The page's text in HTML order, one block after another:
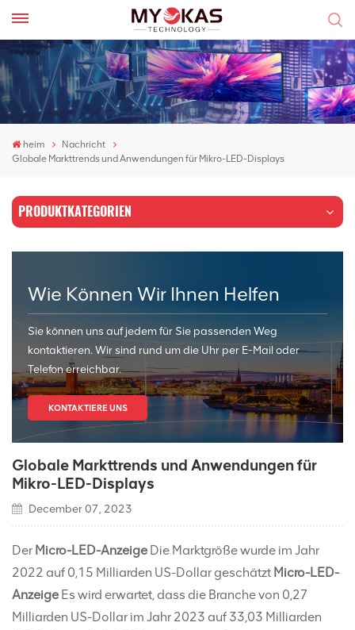
heim
Nachricht
Globale Markttrends und Anwendungen für Mikro-LED-Displays
PRODUKTKATEGORIEN
Wie Können Wir Ihnen Helfen
Sie können uns auf jedem für Sie passenden Weg
kontaktieren. Wir sind rund um die Uhr per E-Mail oder
Telefon erreichbar.
KONTAKTIERE UNS
Globale Markttrends und Anwendungen für
Mikro-LED-Displays
December 07, 2023
Der Micro-LED-Anzeige Die Marktgröße wurde im Jahr
2022 auf 0,15 Milliarden US-Dollar geschätzt Micro-LED-
Anzeige Es wird erwartet, dass die Branche von 0,27
Milliarden US-Dollar im Jahr 2023 auf 33,03 Milliarden